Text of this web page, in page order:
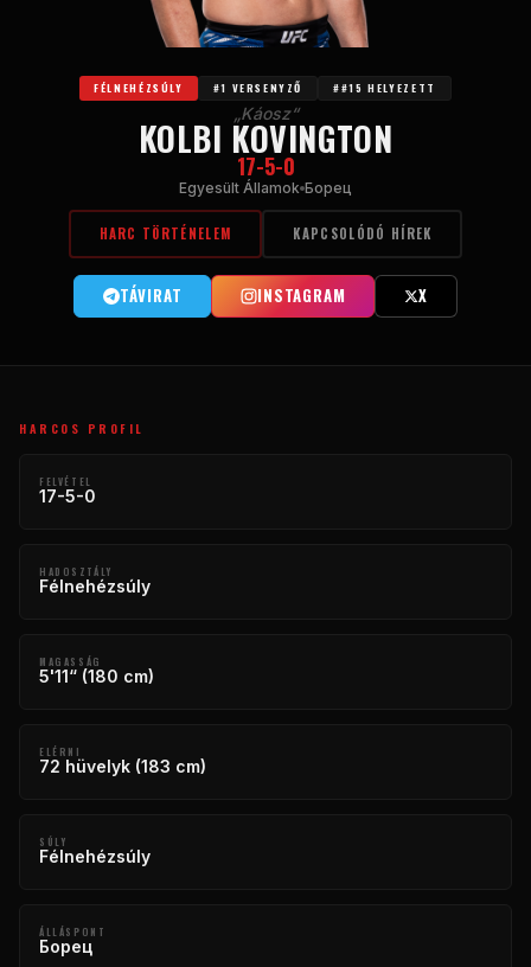
FÉLNEHÉZSÚLY #1 VERSENYZŐ ##15 HELYEZETT
„Káosz“
KOLBI KOVINGTON
17-5-0
Egyesült Államok Борец
HARC TÖRTÉNELEM KAPCSOLÓDÓ HÍREK
TÁVIRAT INSTAGRAM X
HARCOS PROFIL
FELVÉTEL
17-5-0
HADOSZTÁLY
Félnehézsúly
MAGASSÁG
5'11“ (180 cm)
ELÉRNI
72 hüvelyk (183 cm)
SÚLY
Félnehézsúly
ÁLLÁSPONT
Борец